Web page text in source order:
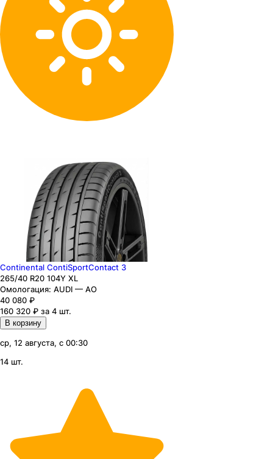
Continental ContiSportContact 3
265/40 R20 104Y XL
Омологация: AUDI — AO
40 080 ₽
160 320 ₽ за 4 шт.
В корзину
ср, 12 августа, с 00:30
14 шт.